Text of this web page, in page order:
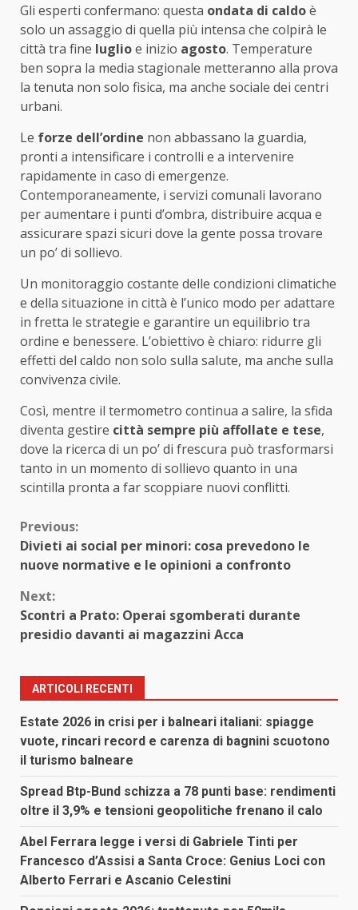
Gli esperti confermano: questa ondata di caldoè
solo un assaggio di quella più intensa che colpirà le
città tra fine luglioe inizio agosto. Temperature
ben sopra la media stagionale metteranno alla prova
la tenuta non solo fisica, ma anche sociale dei centri
urbani.
Le forze dell’ordine non abbassano la guardia,
pronti a intensificare i controlli e a intervenire
rapidamente in caso di emergenze.
Contemporaneamente, i servizi comunali lavorano
per aumentare i punti d’ombra, distribuire acqua e
assicurare spazi sicuri dove la gente possa trovare
un po’ di sollievo.
Un monitoraggio costante delle condizioni climatiche
e della situazione in città è l’unico modo per adattare
in fretta le strategie e garantire un equilibrio tra
ordine e benessere. L’obiettivo è chiaro: ridurre gli
effetti del caldo non solo sulla salute, ma anche sulla
convivenza civile.
Così, mentre il termometro continua a salire, la sfida
diventa gestire città sempre più affollate e tese,
dove la ricerca di un po’ di frescura può trasformarsi
tanto in un momento di sollievo quanto in una
scintilla pronta a far scoppiare nuovi conflitti.
Continue
Reading
Previous:
Divieti ai social per minori: cosa prevedono le
nuove normative e le opinioni a confronto
Next:
Scontri a Prato: Operai sgomberati durante
presidio davanti ai magazzini Acca
ARTICOLI RECENTI
Estate 2026 in crisi per i balneari italiani: spiagge
vuote, rincari record e carenza di bagnini scuotono
il turismo balneare
Spread Btp-Bund schizza a 78 punti base: rendimenti
oltre il 3,9% e tensioni geopolitiche frenano il calo
Abel Ferrara legge i versi di Gabriele Tinti per
Francesco d’Assisi a Santa Croce: Genius Loci con
Alberto Ferrari e Ascanio Celestini